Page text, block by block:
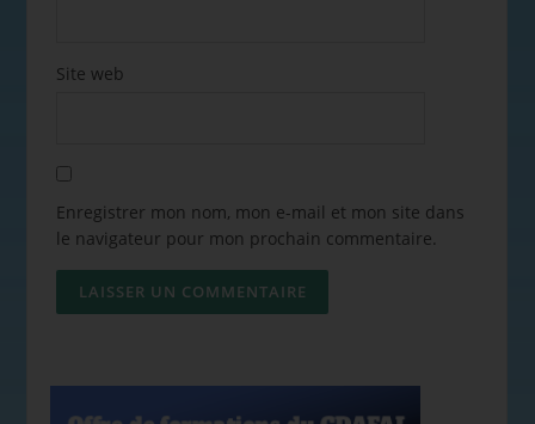
Site web
Enregistrer mon nom, mon e-mail et mon site dans
le navigateur pour mon prochain commentaire.